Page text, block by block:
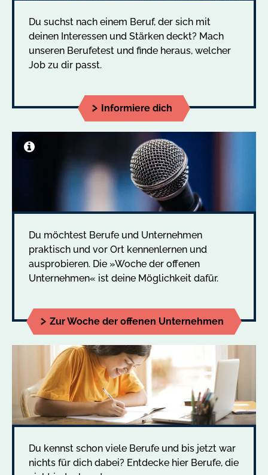
Du suchst nach einem Beruf, der sich mit
deinen Interessen und Stärken deckt? Mach
unseren Berufetest und finde heraus, welcher
Job zu dir passt.
Informiere dich
Du möchtest Berufe und Unternehmen
praktisch und vor Ort kennenlernen und
ausprobieren. Die »Woche der offenen
Unternehmen« ist deine Möglichkeit dafür.
Zur Woche der offenen Unternehmen
Du kennst schon viele Berufe und bis jetzt war
nichts für dich dabei? Entdecke hier Berufe, die